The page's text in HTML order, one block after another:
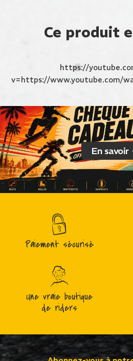
Ce produit
https://
v=https://www.youtube.com/
En savoir
Paiement sécurisé
Une vraie boutique
de riders